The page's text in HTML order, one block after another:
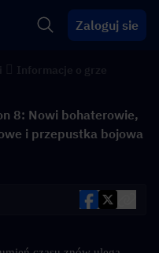
Zaloguj sie
8: Nowi bohaterowie,
i przepustka bojowa